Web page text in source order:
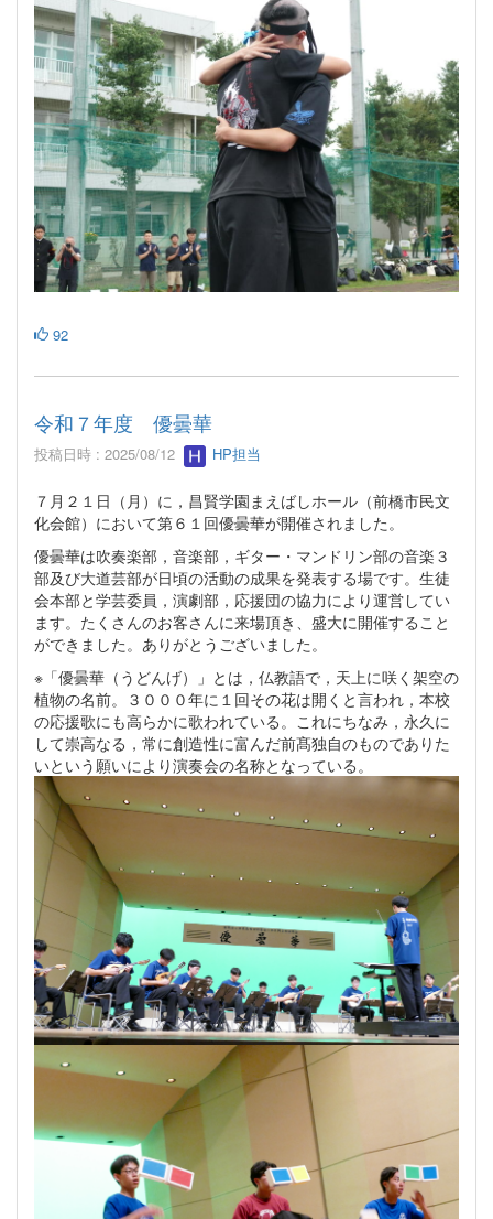
92
令和７年度 優曇華
投稿日時 : 2025/08/12 HP担当
７月２１日（月）に，昌賢学園まえばしホール（前橋市民文
化会館）において第６１回優曇華が開催されました。
優曇華は吹奏楽部，音楽部，ギター・マンドリン部の音楽３
部及び大道芸部が日頃の活動の成果を発表する場です。生徒
会本部と学芸委員，演劇部，応援団の協力により運営してい
ます。たくさんのお客さんに来場頂き、盛大に開催すること
ができました。ありがとうございました。
※「優曇華（うどんげ）」とは，仏教語で，天上に咲く架空の
植物の名前。３０００年に１回その花は開くと言われ，本校
の応援歌にも高らかに歌われている。これにちなみ，永久に
して崇高なる，常に創造性に富んだ前髙独自のものでありた
いという願いにより演奏会の名称となっている。